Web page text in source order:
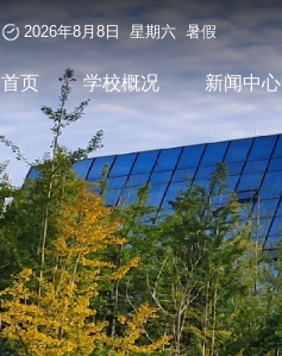
2026年8月8日 星期六 暑假
首页 学校概况 新闻中心